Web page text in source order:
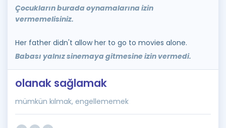
Çocukların burada oynamalarına izin
vermemelisiniz.
Her father didn't allow her to go to movies alone.
Babası yalnız sinemaya gitmesine izin vermedi.
olanak sağlamak
mümkün kılmak, engellememek